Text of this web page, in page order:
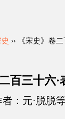
›› 《宋史》卷
百三十六
：元·脱脱等